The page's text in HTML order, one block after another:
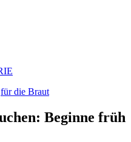
für die Braut
Beginne früh